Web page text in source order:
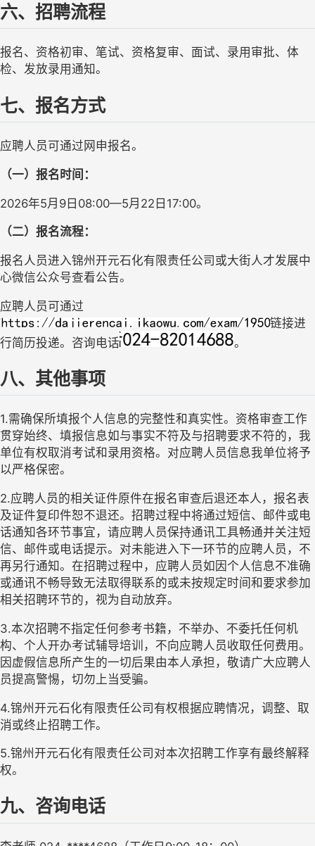
六、招聘流程
报名、资格初审、笔试、资格复审、面试、录用审批、体
检、发放录用通知。
七、报名方式
应聘人员可通过 网申报名。
（一）报名时间：
2026年5月 9日 08:00—5月 22 日 17:00。
（二）报名流程：
报名人员进入锦州开元石化有限责任公司或大街人才发展中
心微信公众号查看公告。
应聘人员可通过
链接进
行简历投递。咨询电话
。
八、其他事项
1.需确保所填报个人信息的完整性和真实性。资格审查工作
贯穿始终、填报信息如与事实不符及与招聘要求不符的，我
单位有权取消考试和录用资格。对应聘人员信息我单位将予
以严格保密。
2.应聘人员的相关证件原件在报名审查后退还本人，报名表
及证件复印件恕不退还。招聘过程中将通过短信、邮件或电
话通知各环节事宜，请应聘人员保持通讯工具畅通并关注短
信、邮件或电话提示。对未能进入下一环节的应聘人员，不
再另行通知。在招聘过程中，应聘人员如因个人信息不准确
或通讯不畅导致无法取得联系的或未按规定时间和要求参加
相关招聘环节的，视为自动放弃。
3.本次招聘不指定任何参考书籍，不举办、不委托任何机
构、个人开办考试辅导培训，不向应聘人员收取任何费用。
因虚假信息所产生的一切后果由本人承担，敬请广大应聘人
员提高警惕，切勿上当受骗。
4.锦州开元石化有限责任公司有权根据应聘情况，调整、取
消或终止招聘工作。
5.锦州开元石化有限责任公司对本次招聘工作享有最终解释
权。
九、咨询电话